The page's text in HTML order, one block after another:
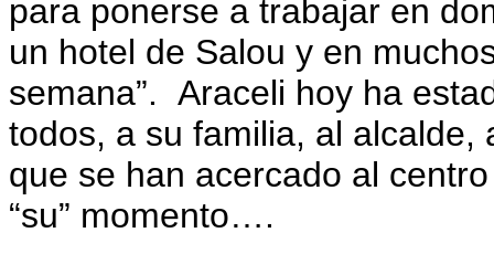
para ponerse a trabajar en
un hotel de Salou y en
semana”. Araceli hoy ha
todos, a su familia, al
que se han acercado al
“su” momento….